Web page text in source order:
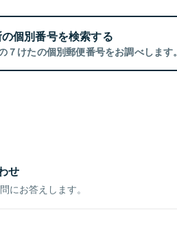
個別番号を検索する
７けたの個別郵便番号をお調べします。
せ
にお答えします。